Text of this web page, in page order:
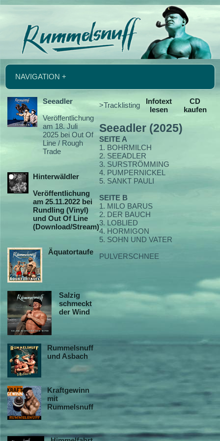
NAVIGATION +
Seeadler
Veröffentlichung
am 18. Juli
2025 bei Out Of
Line / Rough
Trade
Hinterwäldler
Veröffentlichung
am 25.11.2022 bei
Rundling (Vinyl)
und Out Of Line
(Download/Stream)
Äquatortaufe
Salzig
schmeckt
der Wind
Rummelsnuff
und Asbach
Kraftgewinn
mit
Rummelsnuff
>Tracklisting
Infotext
lesen
CD
kaufen
Seeadler (2025)
SEITE A
1. BOHRMILCH
2. SEEADLER
3. SURSTRÖMMING
4. PUMPERNICKEL
5. SANKT PAULI
SEITE B
1. MILO BARUS
2. DER BAUCH
3. LOBLIED
4. HORMIGON
5. SOHN UND VATER
PULVERSCHNEE